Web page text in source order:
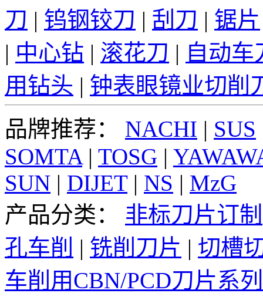
刀 | 钨钢铰刀 | 刮刀 | 锯片
| 中心钻 | 滚花刀 | 自动车
用钻头 | 钟表眼镜业切削
品牌推荐：
NACHI | SUS
SOMTA| TOSG |
SUN | DIJET| NS | MzG
产品分类：
非标刀片订制
孔车削 | 铣削刀片 | 切槽
车削用CBN/PCD刀片系列